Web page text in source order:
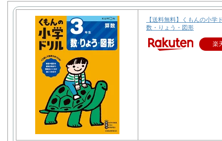
【送料無料】くもんの小学
数・りょう・図形
楽